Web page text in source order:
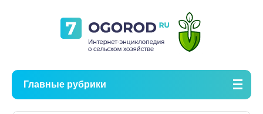
Главные рубрики